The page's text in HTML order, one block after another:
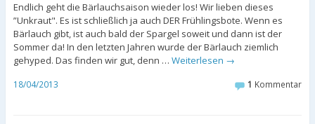
Endlich geht die Bärlauchsaison wieder los! Wir lieben dieses
”Unkraut". Es ist schließlich ja auch DER Frühlingsbote. Wenn es
Bärlauch gibt, ist auch bald der Spargel soweit und dann ist der
Sommer da! In den letzten Jahren wurde der Bärlauch ziemlich
gehyped. Das finden wir gut, denn … Weiterlesen →
18/04/2013 1 Kommentar